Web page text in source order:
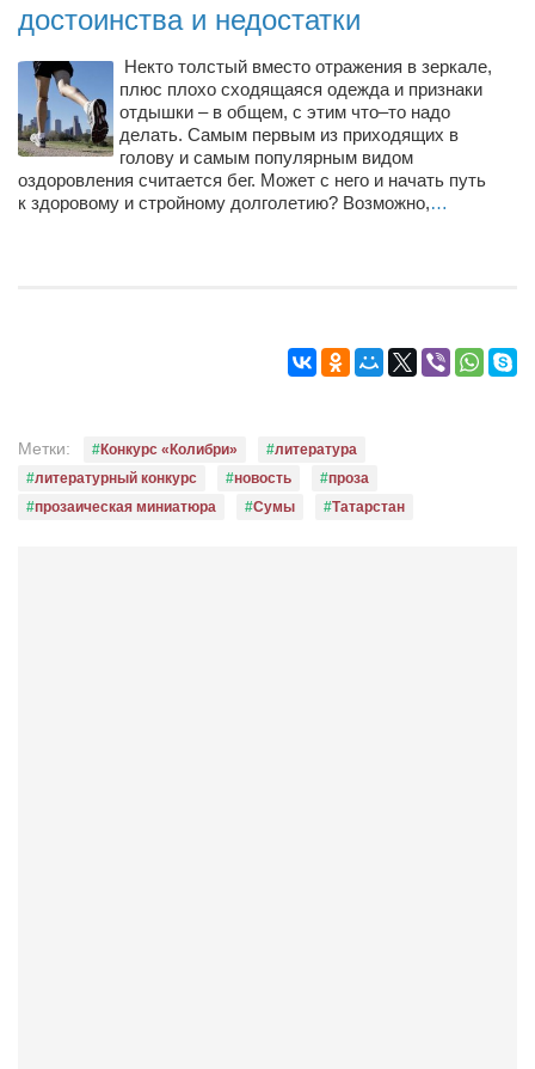
Конкурс «Колибри» 2016
Конкурс «Колибри» 2015
Конкурс «Колибри» 2014
Литературный конкурс «Я люблю Украину»
Конкурс «Колибри — детям!» 2014
Конкурс «Колибри» 2013
достоинства и недостатки
Некто толстый вместо отражения в зеркале,
плюс плохо сходящаяся одежда и признаки
отдышки – в общем, с этим что–то надо
делать. Самым первым из приходящих в
голову и самым популярным видом
оздоровления считается бег. Может с него и начать путь
к здоровому и стройному долголетию? Возможно,…
Метки: Конкурс «Колибри»
литература
литературный конкурс
новость
проза
прозаическая миниатюра
Сумы Татарстан